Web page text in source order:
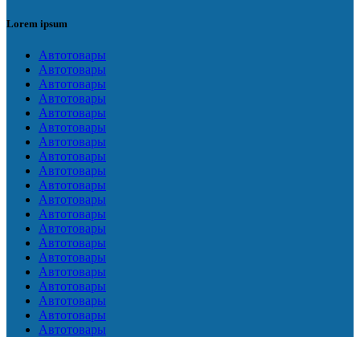
Lorem ipsum
Автотовары
Автотовары
Автотовары
Автотовары
Автотовары
Автотовары
Автотовары
Автотовары
Автотовары
Автотовары
Автотовары
Автотовары
Автотовары
Автотовары
Автотовары
Автотовары
Автотовары
Автотовары
Автотовары
Автотовары